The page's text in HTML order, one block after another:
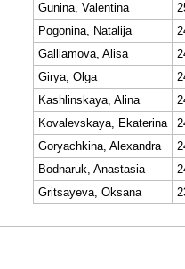
Gunina, Valentina
Pogonina, Natalija
Galliamova, Alisa
Girya, Olga
Kashlinskaya, Alina
Kovalevskaya, Ekaterina
Goryachkina, Alexandra
Bodnaruk, Anastasia
Gritsayeva, Oksana